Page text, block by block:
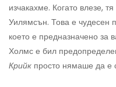
изчакахме. Когато влезе,
Уилямсън. Това е чудесен
което е предназначено за
Холмс е бил
Крийк просто нямаше да е